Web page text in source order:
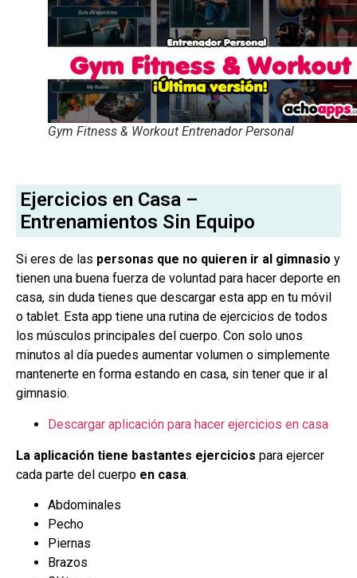
Gym Fitness & Workout Entrenador Personal
Ejercicios en Casa –
Entrenamientos Sin Equipo
Si eres de las personas que no quieren ir al gimnasio y
tienen una buena fuerza de voluntad para hacer deporte en
casa, sin duda tienes que descargar esta app en tu móvil
o tablet. Esta app tiene una rutina de ejercicios de todos
los músculos principales del cuerpo. Con solo unos
minutos al día puedes aumentar volumen o simplemente
mantenerte en forma estando en casa, sin tener que ir al
gimnasio.
Descargar aplicación para hacer ejercicios en casa
La aplicación tiene bastantes ejercicios para ejercer
cada parte del cuerpo en casa.
Abdominales
Pecho
Piernas
Brazos